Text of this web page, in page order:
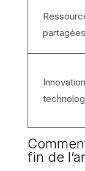
partagées
Innovation
fin de